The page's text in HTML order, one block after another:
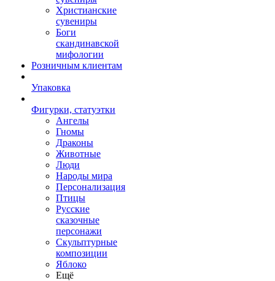
Христианские
сувениры
Боги
скандинавской
мифологии
Розничным клиентам
Упаковка
Фигурки, статуэтки
Ангелы
Гномы
Драконы
Животные
Люди
Народы мира
Персонализация
Птицы
Русские
сказочные
персонажи
Скульптурные
композиции
Яблоко
Ещё